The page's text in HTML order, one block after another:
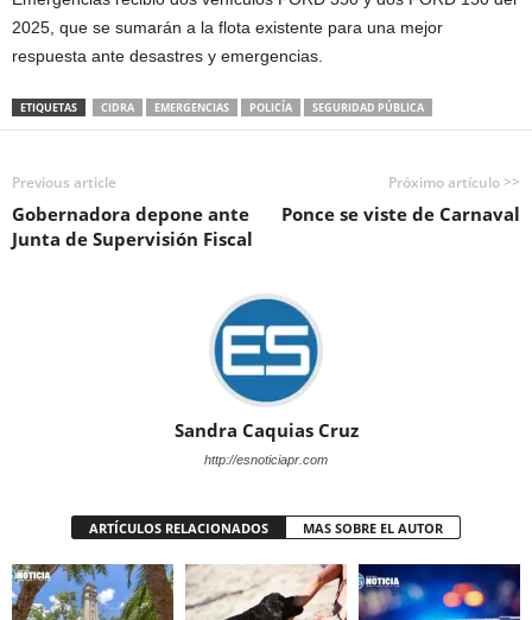
2025, que se sumarán a la flota existente para una mejor
respuesta ante desastres y emergencias.
ETIQUETAS CIDRA EMERGENCIAS POLICÍA SEGURIDAD PÚBLICA
Previous article
Gobernadora depone ante
Junta de Supervisión Fiscal
Próximo artículo >>
Ponce se viste de Carnaval
Sandra Caquias Cruz
http://esnoticiapr.com
ARTÍCULOS RELACIONADOS MAS SOBRE EL AUTOR